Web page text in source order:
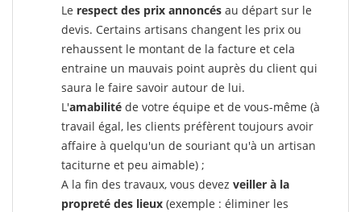
Le respect des prix annoncés au départ sur le
devis. Certains artisans changent les prix ou
rehaussent le montant de la facture et cela
entraine un mauvais point auprès du client qui
saura le faire savoir autour de lui.
L'amabilité de votre équipe et de vous-même (à
travail égal, les clients préfèrent toujours avoir
affaire à quelqu'un de souriant qu'à un artisan
taciturne et peu aimable) ;
A la fin des travaux, vous devez veiller à la
propreté des lieux (exemple : éliminer les